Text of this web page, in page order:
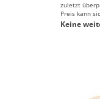
zuletzt
Preis kann
Keine